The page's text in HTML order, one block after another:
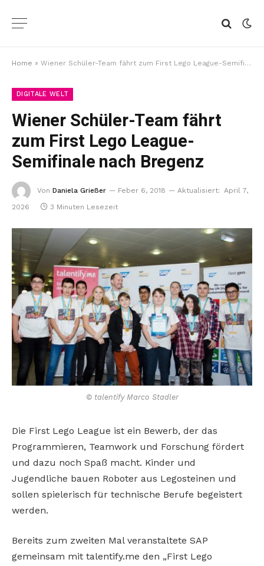
Home » Wiener Schüler-Team fährt zum First Lego League-Semifinale nach Bregenz
DIGITALE WELT
Wiener Schüler-Team fährt
zum First Lego League-
Semifinale nach Bregenz
Von Daniela Grießer Feber 6, 2018 Aktualisiert: April 7,
2026
3 Minuten Lesezeit
© talentify Marco Stadler
Die First Lego League ist ein Bewerb, der das
Programmieren, Teamwork und Forschung fördert
und dazu noch Spaß macht. Kinder und
Jugendliche bauen Roboter aus Legosteinen und
sollen spielerisch für technische Berufe begeistert
werden.
Bereits zum zweiten Mal veranstaltete SAP
gemeinsam mit talentify.me den „First Lego